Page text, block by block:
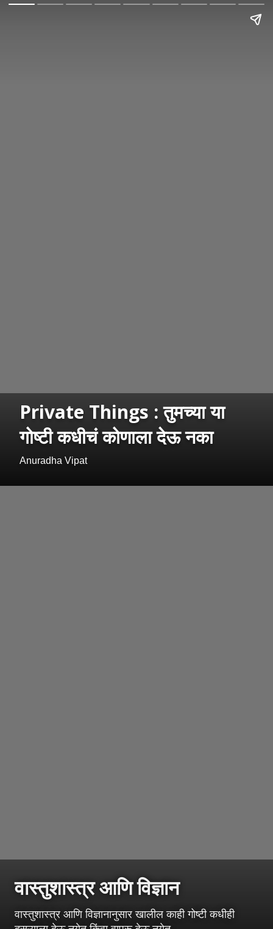
Private Things : तुमच्या या
गोष्टी कधीचं कोणाला देऊ नका
Anuradha Vipat
वास्तुशास्त्र आणि विज्ञान
वास्तुशास्त्र आणि विज्ञानानुसार खालील काही गोष्टी कधीही